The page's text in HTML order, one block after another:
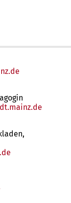
de
de
de